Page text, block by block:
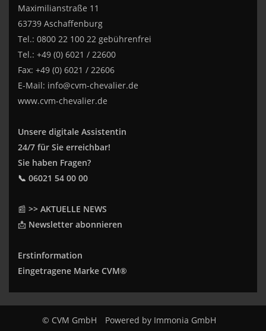
Maximilianstraße 11
63739 Aschaffenburg
Tel.: 0800 22 100 22 gebührenfrei
Tel.: +49 (0) 6021 / 22600
Fax: +49 (0) 6021 / 22606
E-Mail: info@cvm-chevalier.de
www.cvm-chevalier.de
Unsere digitale Assistentin
24/7 für Sie erreichbar!
Sie haben Fragen?
📞 06021 54 00 00
📰 >> AKTUELLE NEWS
📩 Newsletter abonnieren
Erstinformation
Eingetragene Marke CVM®
© CVM GmbH Powered by Immonia GmbH